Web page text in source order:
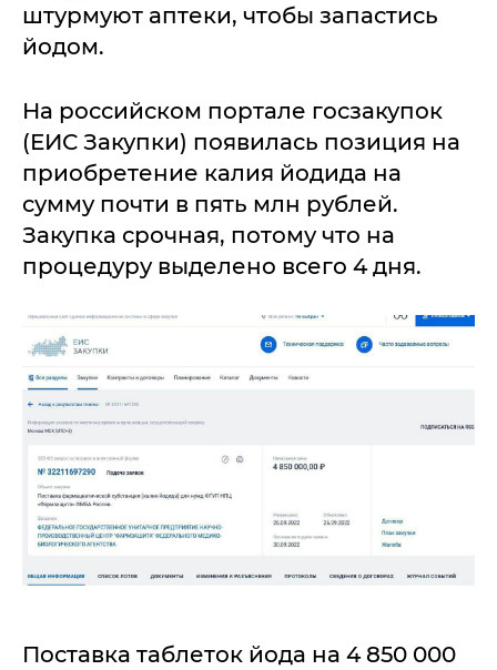
штурмуют аптеки, чтобы запастись
йодом.
На российском портале госзакупок
(ЕИС Закупки) появилась позиция на
приобретение калия йодида на
сумму почти в пять млн рублей.
Закупка срочная, потому что на
процедуру выделено всего 4 дня.
Поставка таблеток йода на 4 850 000